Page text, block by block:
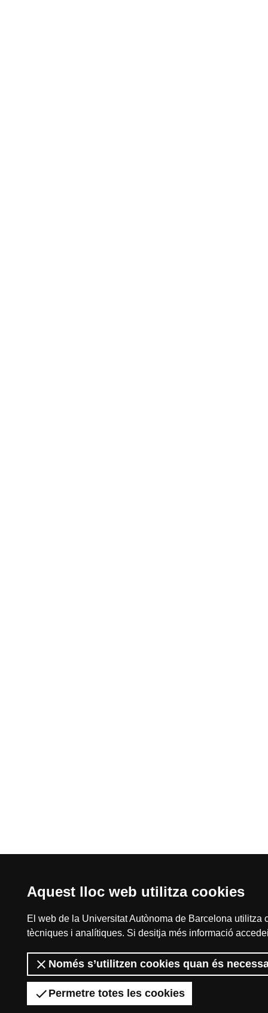
Aquest lloc web utilitza cookies
El web de la Universitat Autònoma de Barcelona utilitza
tècniques i analítiques. Si desitja més informació
Només s’utilitzen cookies quan és
Permetre totes les cookies